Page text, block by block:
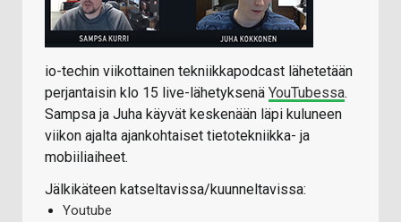
io-techin viikottainen tekniikkapodcast lähetetään
perjantaisin klo 15 live-lähetyksenä YouTubessa.
Sampsa ja Juha käyvät keskenään läpi kuluneen
viikon ajalta ajankohtaiset tietotekniikka- ja
mobiiliaiheet.
Jälkikäteen katseltavissa/kuunneltavissa:
Youtube